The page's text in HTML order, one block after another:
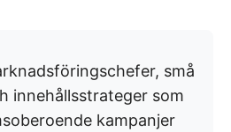
små
innehållsstrateger som
kampanjer